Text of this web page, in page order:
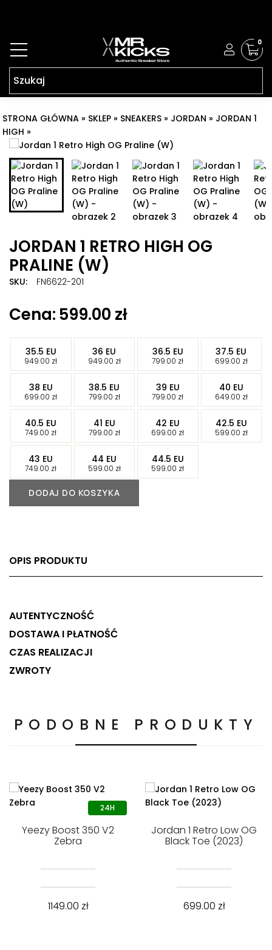
0
STRONA GŁÓWNA » SKLEP » SNEAKERS » JORDAN » JORDAN 1
HIGH »
JORDAN 1 RETRO HIGH OG
PRALINE (W)
599.00 zł
-
35.5 EU
-
949.00 zł
-
36 EU
-
949.00 zł
-
36.5 EU
-
799.00 zł
-
37.5 EU
-
699.00 zł
-
38 EU
-
699.00 zł
-
38.5 EU
-
799.00 zł
-
39 EU
-
799.00 zł
-
40 EU
-
649.00 zł
-
40.5 EU
-
749.00 zł
-
41 EU
-
799.00 zł
-
42 EU
-
699.00 zł
-
42.5 EU
-
599.00 zł
-
43 EU
-
749.00 zł
-
44 EU
-
599.00 zł
-
44.5 EU
-
599.00 zł
DODAJ DO KOSZYKA
SKU:
FN6622-201
praline,jordan praline
OPIS PRODUKTU
AUTENTYCZNOŚĆ
DOSTAWA I PŁATNOŚĆ
CZAS REALIZACJI
ZWROTY
PODOBNE PRODUKTY
Yeezy Boost 350 V2
Zebra
1149.00 zł
Jordan 1 Retro Low OG
Black Toe (2023)
699.00 zł